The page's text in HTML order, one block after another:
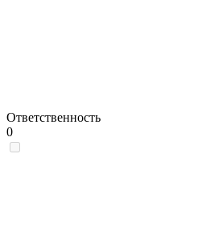
Ответственность
0